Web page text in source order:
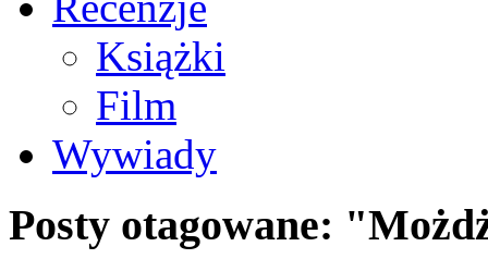
Książki
Film
Wywiady
Posty otagowane: